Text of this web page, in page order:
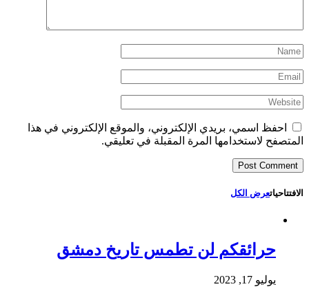
احفظ اسمي، بريدي الإلكتروني، والموقع الإلكتروني في هذا
المتصفح لاستخدامها المرة المقبلة في تعليقي.
الافتتاحياتعرض الكل
حرائقكم لن تطمس تاريخ دمشق
يوليو 17, 2023